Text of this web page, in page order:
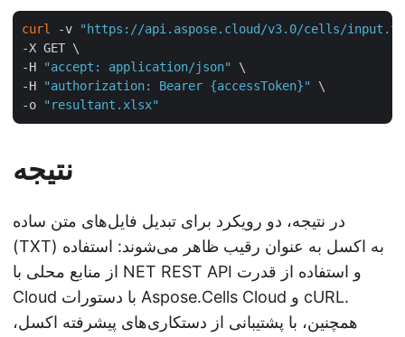
curl -v
"https://api.aspose.cloud/v3.0/cells/
-X GET \
-H
"accept: application/json"
\
-H
"authorization: Bearer {accessToken}"
\
-o
"resultant.xlsx"
نتیجه
در نتیجه، دو رویکرد برای تبدیل فایل‌های متن ساده
(TXT) به اکسل به عنوان رقیب ظاهر می‌شوند: استفاده
از منابع محلی با NET REST API و استفاده از قدرت
Cloud با دستورات Aspose.Cells Cloud و cURL.
همچنین، با پشتیبانی از دستکاری‌های پیشرفته اکسل،